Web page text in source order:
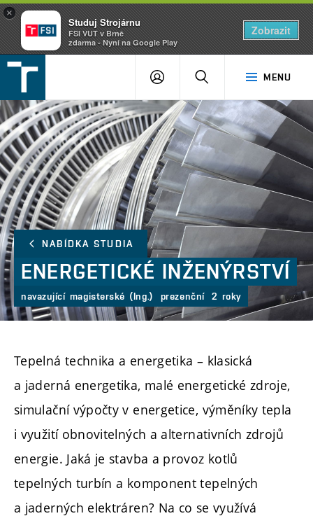
v
Brně
MENU
PŘIHLÁŠENÍ
NABÍDKA STUDIA
ENERGETICKÉ INŽENÝRSTVÍ
navazující magisterské (Ing.) prezenční 2 roky
Tepelná technika a energetika – klasická
a jaderná energetika, malé energetické zdroje,
simulační výpočty v energetice, výměníky tepla
i využití obnovitelných a alternativních zdrojů
energie. Jaká je stavba a provoz kotlů
tepelných turbín a komponent tepelných
a jaderných elektráren? Na co se využívá
×
Studuj Strojárnu
FSI VUT v Brně
zdarma - Nyní na Google Play
Zobrazit